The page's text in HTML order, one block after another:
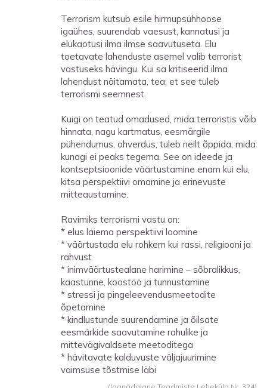
Terrorism kutsub esile hirmupsühhoose
igaühes, suurendab vaesust, kannatusi ja
elukaotusi ilma ilmse saavutuseta. Elu
toetavate lahenduste asemel valib terrorist
vastuseks hävingu. Kui sa kritiseerid ilma
lahendust näitamata, tea, et see tuleb
terrorismi seemnest.
Kuigi on teatud omadused, mida terroristis võib
hinnata, nagu kartmatus, eesmärgile
pühendumus, ohverdus, tuleb neilt õppida, mida
kunagi ei peaks tegema. See on ideede ja
kontseptsioonide väärtustamine enam kui elu,
kitsa perspektiivi omamine ja erinevuste
mitteaustamine.
Ravimiks terrorismi vastu on:
* elus laiema perspektiivi loomine
* väärtustada elu rohkem kui rassi, religiooni ja
rahvust
* inimväärtustealane harimine – sõbralikkus,
kaastunne, koostöö ja tunnustamine
* stressi ja pingeleevendusmeetodite
õpetamine
* kindlustunde suurendamine ja õilsate
eesmärkide saavutamine rahulike ja
mittevägivaldsete meetoditega
* hävitavate kalduvuste väljajuurimine
vaimsuse tõstmise läbi